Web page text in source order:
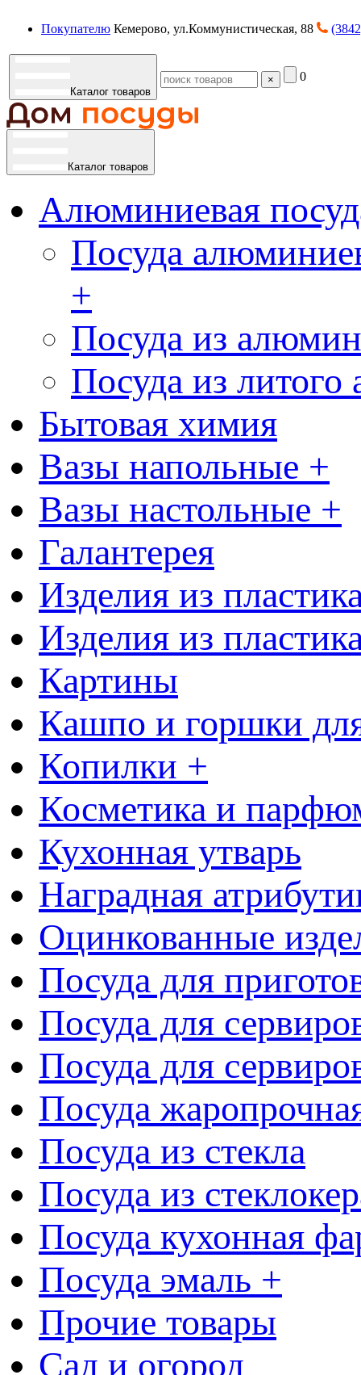
Покупателю Кемерово, ул.Коммунистическая, 88
Каталог товаров
× 0
Каталог товаров
Алюминиевая
Посуда
+
Посуда из
Посуда из
Бытовая химия
Вазы напольные +
Вазы настольные +
Галантерея
Изделия из
Изделия из
Картины
Кашпо и горшки
Копилки +
Косметика и
Кухонная утварь
Наградная
Оцинкованные
Посуда для
Посуда для
Посуда для
Посуда
Посуда из стекла
Посуда из
Посуда кухонная
Посуда эмаль +
Прочие товары
Сад и огород